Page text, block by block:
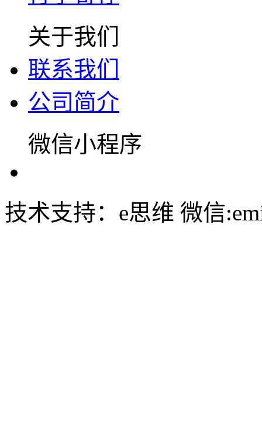
关于我们
联系我们
公司简介
微信小程序
技术支持：e思维 微信